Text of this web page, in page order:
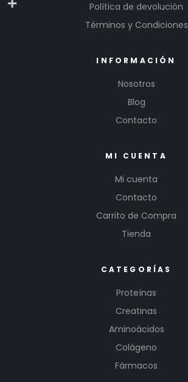
Política de devolución
Términos y Condiciones
INFORMACIÓN
Nosotros
Blog
Contacto
MI CUENTA
Mi cuenta
Contacto
Carrito de Compra
Tienda
CATEGORÍAS
Proteínas
Creatinas
Aminoácidos
Colágeno
Fármacos